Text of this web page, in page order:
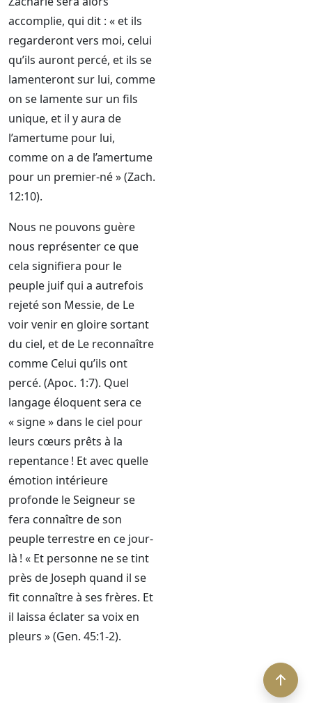
accomplie, qui dit : « et ils
regarderont vers moi, celui
qu’ils auront percé, et ils se
lamenteront sur lui, comme
on se lamente sur un fils
unique, et il y aura de
l’amertume pour lui,
comme on a de l’amertume
pour un premier-né » (Zach.
12:10).
Nous ne pouvons guère
nous représenter ce que
cela signifiera pour le
peuple juif qui a autrefois
rejeté son Messie, de Le
voir venir en gloire sortant
du ciel, et de Le reconnaître
comme Celui qu’ils ont
percé. (Apoc. 1:7). Quel
langage éloquent sera ce
« signe » dans le ciel pour
leurs cœurs prêts à la
repentance ! Et avec quelle
émotion intérieure
profonde le Seigneur se
fera connaître de son
peuple terrestre en ce jour-
là ! « Et personne ne se tint
près de Joseph quand il se
fit connaître à ses frères. Et
il laissa éclater sa voix en
pleurs » (Gen. 45:1-2).